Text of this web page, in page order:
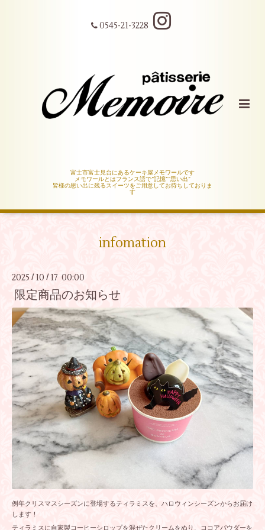
0545-21-3228
富士市富士見台にあるケーキ屋メモワールです
メモワールとはフランス語で“記憶”“思い出”
皆様の思い出に残るスイーツをご用意してお待ちしておりま
す
infomation
2025 / 10 / 17 00:00
限定商品のお知らせ
例年クリスマスシーズンに登場するティラミスを、ハロウィンシーズンからお届け
します！
ティラミスに自家製コーヒーシロップを混ぜたクリームをぬり、ココアパウダーを